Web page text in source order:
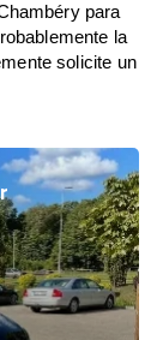
para
la
solicite un